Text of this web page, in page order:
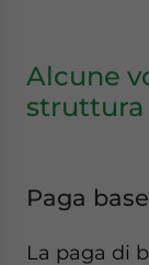
Alcune
struttura
Paga base
La paga di